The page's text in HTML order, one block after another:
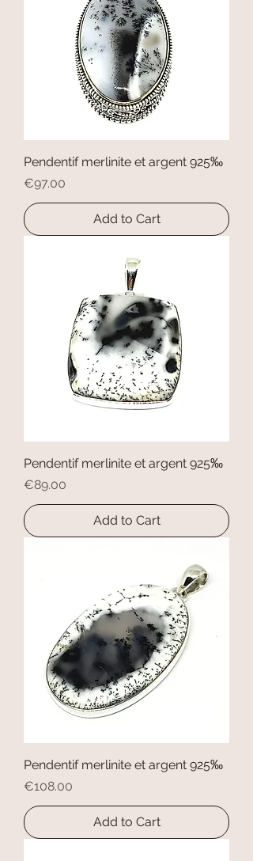
Pendentif merlinite et argent 925‰
Price
€97.00
Add to Cart
Pendentif merlinite et argent 925‰
Price
€89.00
Add to Cart
Pendentif merlinite et argent 925‰
Price
€108.00
Add to Cart